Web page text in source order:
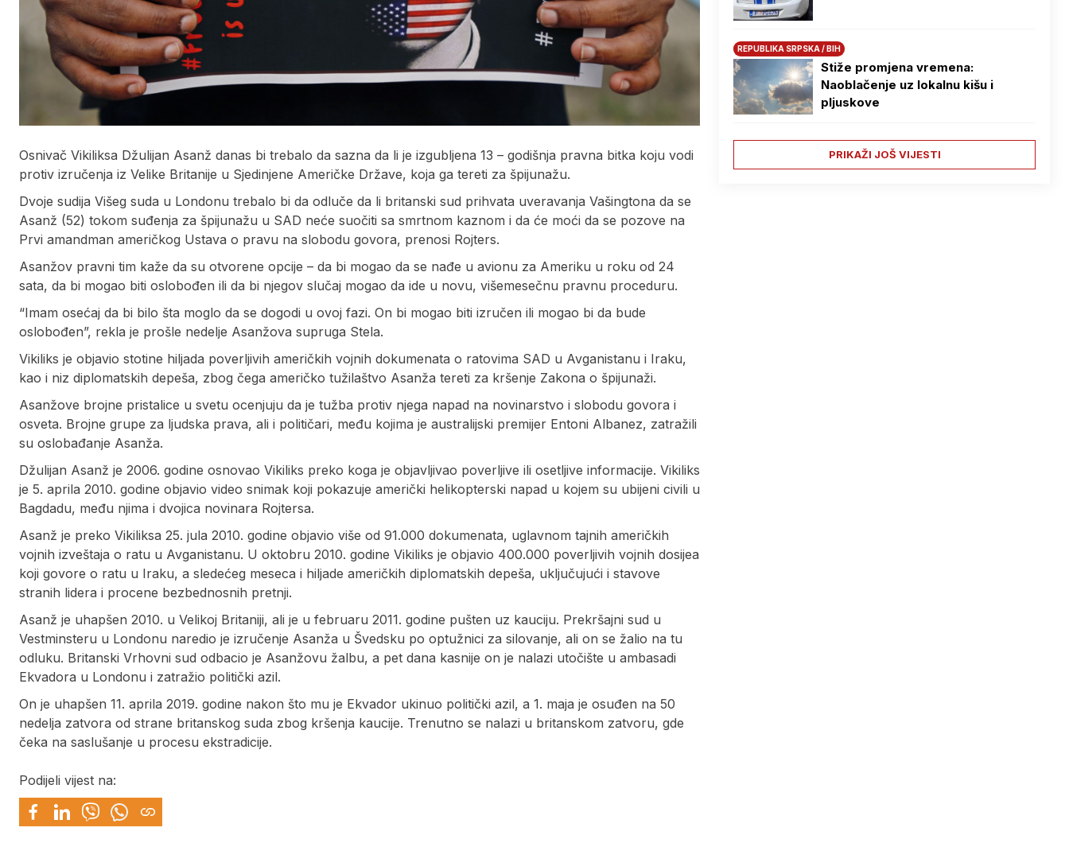
Osnivač Vikiliksa Džulijan Asanž danas bi trebalo da sazna da li je izgubljena 13 – godišnja pravna bitka koju vodi
protiv izručenja iz Velike Britanije u Sjedinjene Američke Države, koja ga tereti za špijunažu.
Dvoje sudija Višeg suda u Londonu trebalo bi da odluče da li britanski sud prihvata uveravanja Vašingtona da se
Asanž (52) tokom suđenja za špijunažu u SAD neće suočiti sa smrtnom kaznom i da će moći da se pozove na
Prvi amandman američkog Ustava o pravu na slobodu govora, prenosi Rojters.
Asanžov pravni tim kaže da su otvorene opcije – da bi mogao da se nađe u avionu za Ameriku u roku od 24
sata, da bi mogao biti oslobođen ili da bi njegov slučaj mogao da ide u novu, višemesečnu pravnu proceduru.
“Imam osećaj da bi bilo šta moglo da se dogodi u ovoj fazi. On bi mogao biti izručen ili mogao bi da bude
oslobođen”, rekla je prošle nedelje Asanžova supruga Stela.
Vikiliks je objavio stotine hiljada poverljivih američkih vojnih dokumenata o ratovima SAD u Avganistanu i Iraku,
kao i niz diplomatskih depeša, zbog čega američko tužilaštvo Asanža tereti za kršenje Zakona o špijunaži.
Asanžove brojne pristalice u svetu ocenjuju da je tužba protiv njega napad na novinarstvo i slobodu govora i
osveta. Brojne grupe za ljudska prava, ali i političari, među kojima je australijski premijer Entoni Albanez, zatražili
su oslobađanje Asanža.
Džulijan Asanž je 2006. godine osnovao Vikiliks preko koga je objavljivao poverljive ili osetljive informacije. Vikiliks
je 5. aprila 2010. godine objavio video snimak koji pokazuje američki helikopterski napad u kojem su ubijeni civili u
Bagdadu, među njima i dvojica novinara Rojtersa.
Asanž je preko Vikiliksa 25. jula 2010. godine objavio više od 91.000 dokumenata, uglavnom tajnih američkih
vojnih izveštaja o ratu u Avganistanu. U oktobru 2010. godine Vikiliks je objavio 400.000 poverljivih vojnih dosijea
koji govore o ratu u Iraku, a sledećeg meseca i hiljade američkih diplomatskih depeša, uključujući i stavove
stranih lidera i procene bezbednosnih pretnji.
Asanž je uhapšen 2010. u Velikoj Britaniji, ali je u februaru 2011. godine pušten uz kauciju. Prekršajni sud u
Vestminsteru u Londonu naredio je izručenje Asanža u Švedsku po optužnici za silovanje, ali on se žalio na tu
odluku. Britanski Vrhovni sud odbacio je Asanžovu žalbu, a pet dana kasnije on je nalazi utočište u ambasadi
Ekvadora u Londonu i zatražio politički azil.
On je uhapšen 11. aprila 2019. godine nakon što mu je Ekvador ukinuo politički azil, a 1. maja je osuđen na 50
nedelja zatvora od strane britanskog suda zbog kršenja kaucije. Trenutno se nalazi u britanskom zatvoru, gde
čeka na saslušanje u procesu ekstradicije.
Podijeli vijest na:
REPUBLIKA SRPSKA / BIH
Stiže promjena vremena:
Naoblačenje uz lokalnu kišu i
pljuskove
PRIKAŽI JOŠ VIJESTI